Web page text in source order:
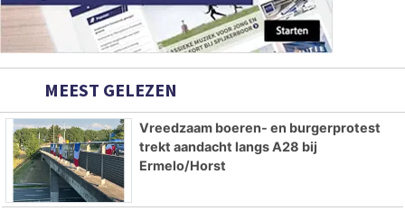
MEEST GELEZEN
Vreedzaam boeren- en burgerprotest
trekt aandacht langs A28 bij
Ermelo/Horst